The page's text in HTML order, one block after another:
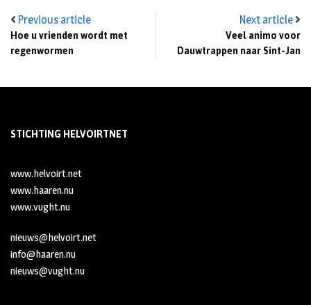
Previous article
Hoe u vrienden wordt met
regenwormen
Next article
Veel animo voor
Dauwtrappen naar Sint-Jan
STICHTING HELVOIRTNET
www.helvoirt.net
www.haaren.nu
www.vught.nu
nieuws@helvoirt.net
info@haaren.nu
nieuws@vught.nu